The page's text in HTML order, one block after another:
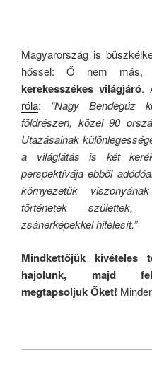
Magyarország is
hőssel: Ő nem más,
kerekesszékes világjáró.
róla: “Nagy Bendegúz
földrészen, közel 90
Utazásainak
a világlátás is két
perspektívája ebből
környezetük
történetek
zsánerképekkel hitelesít.”
Mindkettőjük kivételes
hajolunk, majd
megtapsoljuk Őket!